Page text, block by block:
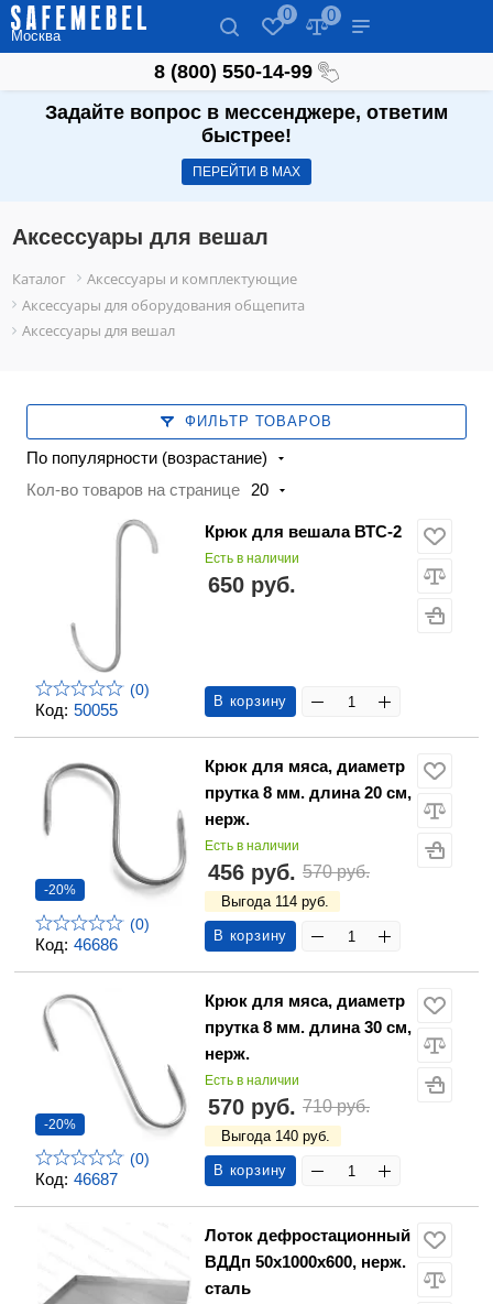
Москва
0 0
8 (800) 550-14-99
Задайте вопрос в мессенджере, ответим
быстрее!
ПЕРЕЙТИ В МАХ
Аксессуары для вешал
Каталог
Аксессуары и комплектующие
Аксессуары для оборудования общепита
Аксессуары для вешал
ФИЛЬТР ТОВАРОВ
По популярности (возрастание)
Кол-во товаров на странице
20
Код: 50055
(0)
Крюк для вешала ВТС-2
Есть в наличии
650 руб.
В корзину
Код: 46686
-20%
(0)
Крюк для мяса, диаметр
прутка 8 мм. длина 20 см,
нерж.
Есть в наличии
456 руб. 570 руб.
Выгода 114 руб.
В корзину
Код: 46687
-20%
(0)
Крюк для мяса, диаметр
прутка 8 мм. длина 30 см,
нерж.
Есть в наличии
570 руб. 710 руб.
Выгода 140 руб.
В корзину
Лоток дефростационный
ВДДп 50х1000х600, нерж.
сталь